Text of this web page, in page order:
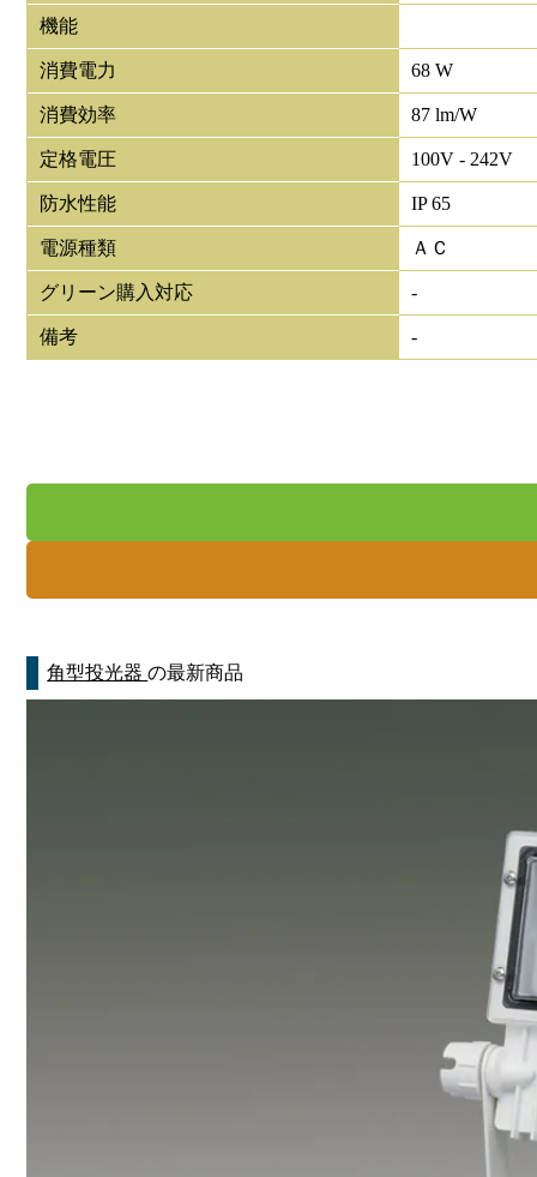
機能
消費電力 68 W
消費効率 87 lm/W
定格電圧 100V - 242V
防水性能 IP 65
電源種類 ＡＣ
グリーン購入対応 -
備考 -
角型投光器の最新商品